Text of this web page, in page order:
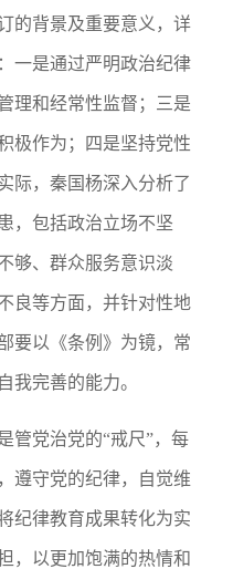
的背景及重要意义，详
一是通过严明政治纪律
理和经常性监督；三是
极作为；四是坚持党性
际，秦国杨深入分析了
，包括政治立场不坚
够、群众服务意识淡
良等方面，并针对性地
要以《条例》为镜，常
我完善的能力。
管党治党的“戒尺”，每
遵守党的纪律，自觉维
纪律教育成果转化为实
，以更加饱满的热情和